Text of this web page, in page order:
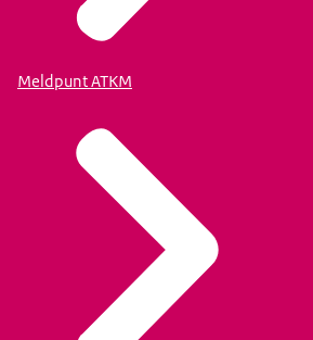
lidstaat, dan kan de aanbieder
door de ATKM. Mocht de ATKM
onterecht is, dan kan het teniet
strafrechtelijk te vervolgen. Dat
en het openbaar ministerie. Wel
zelf.
Meldpunt ATKM